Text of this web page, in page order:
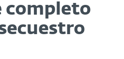
completo